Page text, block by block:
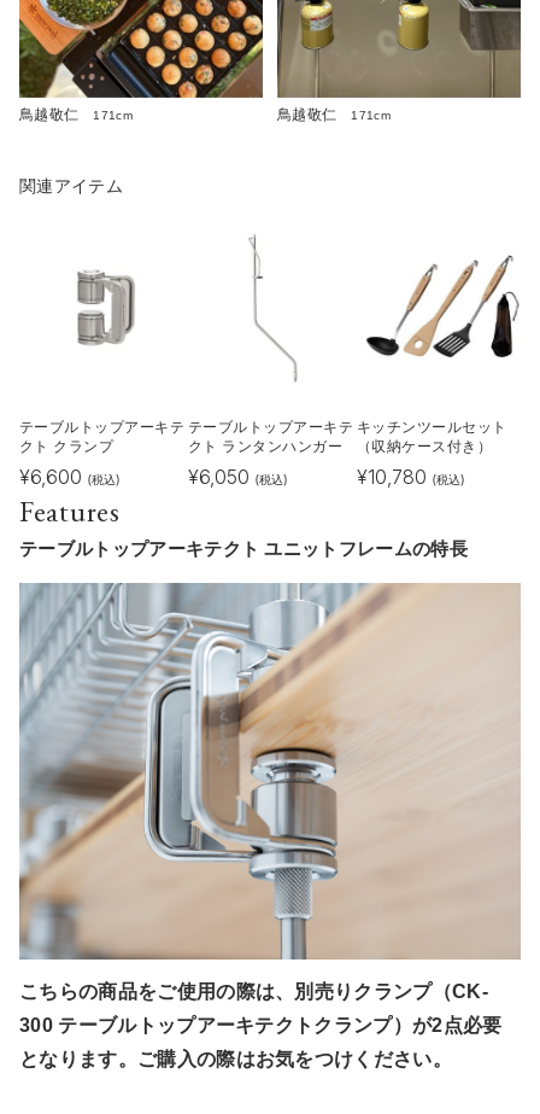
鳥越敬仁 171cm 鳥越敬仁 171cm
関連アイテム
テーブルトップアーキテ
クト クランプ
¥6,600 (税込)
テーブルトップアーキテ
クト ランタンハンガー
¥6,050 (税込)
キッチンツールセット
（収納ケース付き）
¥10,780 (税込)
Features
テーブルトップアーキテクト ユニットフレームの特長
こちらの商品をご使用の際は、別売りクランプ（CK-
300 テーブルトップアーキテクトクランプ）が2点必要
となります。ご購入の際はお気をつけください。